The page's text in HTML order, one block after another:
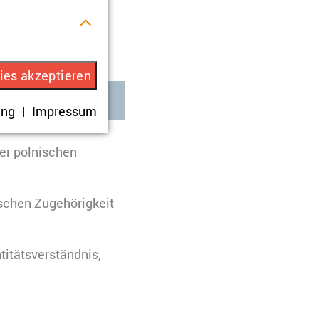
betrachtet
polnischen
Zugehörigkeit
Es werden
akzeptieren
Impressum